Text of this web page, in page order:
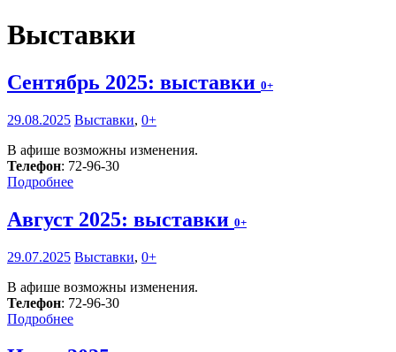
Выставки
Сентябрь 2025: выставки 0+
29.08.2025 Выставки, 0+
В афише возможны изменения.
Телефон: 72-96-30
Подробнее
Август 2025: выставки 0+
29.07.2025 Выставки, 0+
В афише возможны изменения.
Телефон: 72-96-30
Подробнее